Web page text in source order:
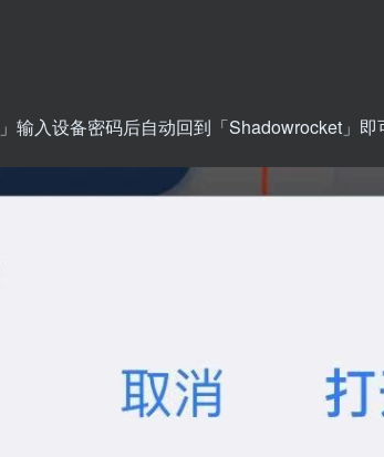
输入设备密码后自动回到「Shadowrocket」即